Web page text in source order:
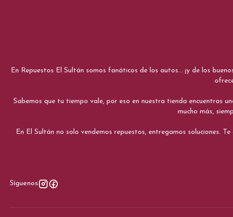
En Repuestos El Sultán somos fanáticos de los autos... ¡y de los
Sabemos que tu tiempo vale, por eso en nuestra tienda encuentras
mucho más,
En El Sultán no solo vendemos repuestos, entregamos soluciones.
Síguenos